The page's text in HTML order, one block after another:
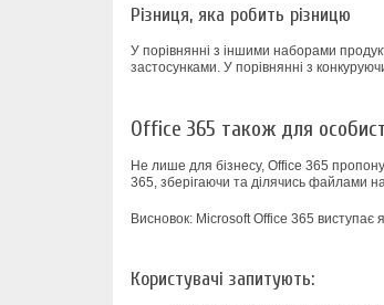
Різниця, яка робить різницю
У порівнянні з іншими наборами
застосунками. У порівнянні з
Office 365 також для
Не лише для бізнесу, Office 365
365, зберігаючи та ділячись файлами
Висновок: Microsoft Office 365 виступає
Користувачі запитують: